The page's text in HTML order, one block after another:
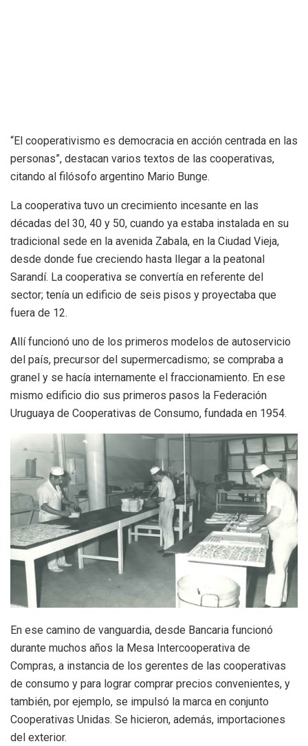
“El cooperativismo es democracia en acción centrada en las
personas”, destacan varios textos de las cooperativas,
citando al filósofo argentino Mario Bunge.
La cooperativa tuvo un crecimiento incesante en las
décadas del 30, 40 y 50, cuando ya estaba instalada en su
tradicional sede en la avenida Zabala, en la Ciudad Vieja,
desde donde fue creciendo hasta llegar a la peatonal
Sarandí. La cooperativa se convertía en referente del
sector; tenía un edificio de seis pisos y proyectaba que
fuera de 12.
Allí funcionó uno de los primeros modelos de autoservicio
del país, precursor del supermercadismo; se compraba a
granel y se hacía internamente el fraccionamiento. En ese
mismo edificio dio sus primeros pasos la Federación
Uruguaya de Cooperativas de Consumo, fundada en 1954.
En ese camino de vanguardia, desde Bancaria funcionó
durante muchos años la Mesa Intercooperativa de
Compras, a instancia de los gerentes de las cooperativas
de consumo y para lograr comprar precios convenientes, y
también, por ejemplo, se impulsó la marca en conjunto
Cooperativas Unidas. Se hicieron, además, importaciones
del exterior.